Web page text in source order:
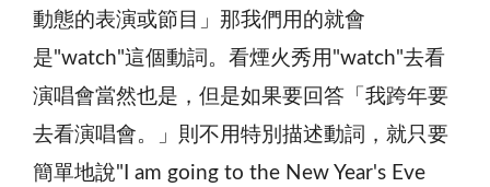
動態的表演或節目」那我們用的就會
是"watch"這個動詞。看煙火秀用"watch"去看
演唱會當然也是，但是如果要回答「我跨年要
去看演唱會。」則不用特別描述動詞，就只要
簡單地說"I am going to the New Year's Eve